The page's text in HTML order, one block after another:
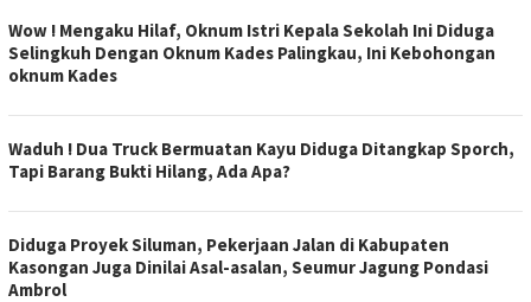
Wow ! Mengaku Hilaf, Oknum Istri Kepala Sekolah Ini Diduga
Selingkuh Dengan Oknum Kades Palingkau, Ini Kebohongan
oknum Kades
Waduh ! Dua Truck Bermuatan Kayu Diduga Ditangkap Sporch,
Tapi Barang Bukti Hilang, Ada Apa?
Diduga Proyek Siluman, Pekerjaan Jalan di Kabupaten
Kasongan Juga Dinilai Asal-asalan, Seumur Jagung Pondasi
Ambrol